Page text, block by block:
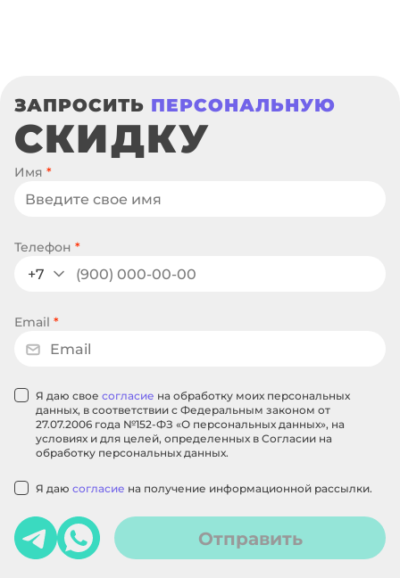
ЗАПРОСИТЬ ПЕРСОНАЛЬНУЮ
СКИДКУ
Имя *
Телефон *
+7
Email *
Я даю свое согласие на обработку моих персональных
данных, в соответствии с Федеральным законом от
27.07.2006 года №152-ФЗ «О персональных данных», на
условиях и для целей, определенных в Согласии на
обработку персональных данных.
Я даю согласие на получение информационной рассылки.
Отправить